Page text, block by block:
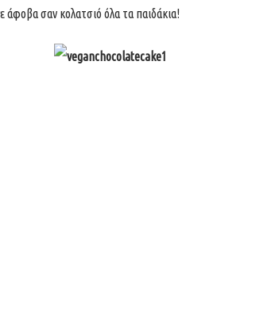
άφοβα σαν κολατσιό όλα τα παιδάκια!